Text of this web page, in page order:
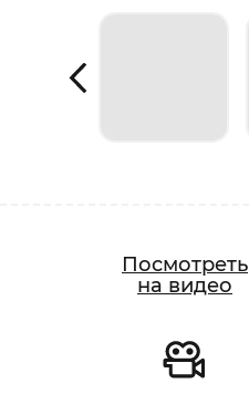
Посмотреть
на видео
Видео